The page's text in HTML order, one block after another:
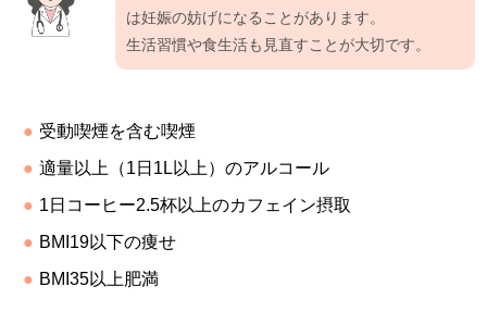
は妊娠の妨げになることがあります。
生活習慣や食生活も見直すことが大切です。
受動喫煙を含む喫煙
適量以上（1日1L以上）のアルコール
1日コーヒー2.5杯以上のカフェイン摂取
BMI19以下の痩せ
BMI35以上肥満